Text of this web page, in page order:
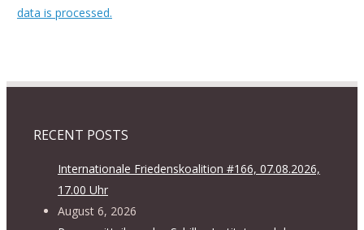
data is processed.
RECENT POSTS
Internationale Friedenskoalition #166, 07.08.2026,
17.00 Uhr
August 6, 2026